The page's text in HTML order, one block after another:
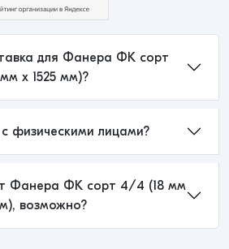
для Фанера ФК сорт
x 1525 мм)?
физическими лицами?
Фанера ФК сорт 4/4 (18 мм
возможно?